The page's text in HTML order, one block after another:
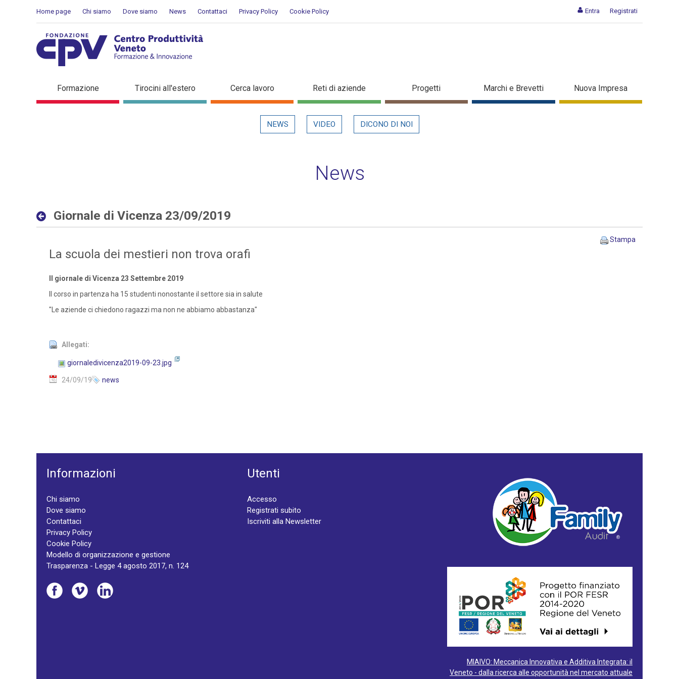
Entra Registrati
Home page Chi siamo Dove siamo News Contattaci Privacy Policy Cookie Policy
Giornale di Vicenza 23/09/2019 - Dettaglio in evidenza
Formazione Tirocini all'estero Cerca lavoro Reti di aziende Progetti Marchi e Brevetti Nuova Impresa
NEWS VIDEO DICONO DI NOI
News
Giornale di Vicenza 23/09/2019
Stampa
La scuola dei mestieri non trova orafi
Il giornale di Vicenza 23 Settembre 2019
Il corso in partenza ha 15 studenti nonostante il settore sia in salute
"Le aziende ci chiedono ragazzi ma non ne abbiamo abbastanza"
Allegati:
giornaledivicenza2019-09-23.jpg
24/09/19 news
Informazioni
Chi siamo
Dove siamo
Contattaci
Privacy Policy
Cookie Policy
Modello di organizzazione e gestione
Trasparenza - Legge 4 agosto 2017, n. 124
Utenti
Accesso
Registrati subito
Iscriviti alla Newsletter
MIAIVO: Meccanica Innovativa e Additiva Integrata: il
Veneto - dalla ricerca alle opportunità nel mercato attuale